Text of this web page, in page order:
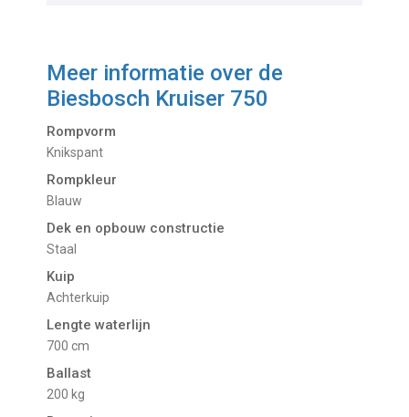
Meer informatie over de
Biesbosch Kruiser 750
Rompvorm
Knikspant
Rompkleur
Blauw
Dek en opbouw constructie
Staal
Kuip
Achterkuip
Lengte waterlijn
700 cm
Ballast
200 kg